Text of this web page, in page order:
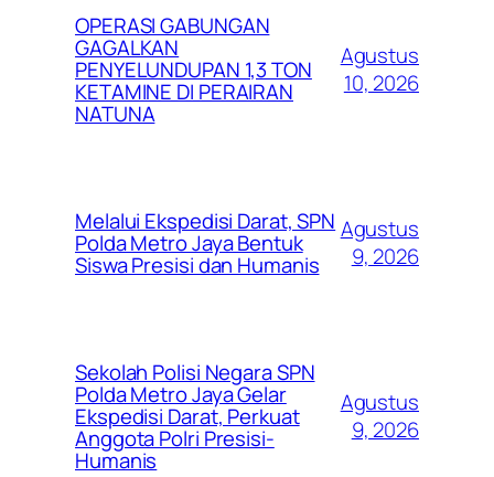
OPERASI GABUNGAN
GAGALKAN
PENYELUNDUPAN 1,3 TON
KETAMINE DI PERAIRAN
NATUNA
Agustus
10, 2026
Melalui Ekspedisi Darat, SPN
Polda Metro Jaya Bentuk
Siswa Presisi dan Humanis
Agustus
9, 2026
Sekolah Polisi Negara SPN
Polda Metro Jaya Gelar
Ekspedisi Darat, Perkuat
Anggota Polri Presisi-
Humanis
Agustus
9, 2026